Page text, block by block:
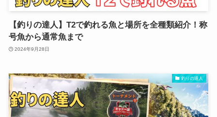
【釣りの達人】T2で釣れる魚と場所を全種類紹介！称
号魚から通常魚まで
2024年9月28日
釣りの達人